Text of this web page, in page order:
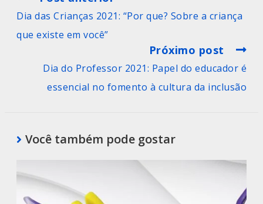
Dia das Crianças 2021: “Por que? Sobre a criança
que existe em você”
Próximo post
Dia do Professor 2021: Papel do educador é
essencial no fomento à cultura da inclusão
Você também pode gostar